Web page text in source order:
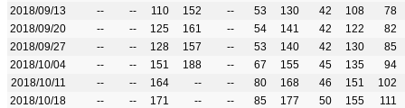
2018/09/13
-- -- 110 152 -- 53 130 42 108
78
2018/09/20
-- -- 125 161 -- 54 141 42 122
82
2018/09/27
-- -- 128 157 -- 53 140 42 130
85
2018/10/04
-- -- 151 188 -- 67 155 45 135
94
2018/10/11
-- -- 164 -- -- 80 168 46 151
102
2018/10/18
-- -- 171 -- -- 85 177 50 155
111